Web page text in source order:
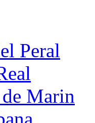
Peral
Marin